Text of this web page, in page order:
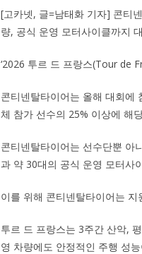
[고카넷, 글=남태화 기자] 콘티
량, 공식 운영 모터사이클까지
‘2026 투르 드 프랑스(Tour de
콘티넨탈타이어는 올해 대회에
체 참가 선수의 25% 이상에 해
콘티넨탈타이어는 선수단뿐 아
과 약 30대의 공식 운영 모터사
이를 위해 콘티넨탈타이어는
투르 드 프랑스는 3주간 산악,
영 차량에도 안정적인 주행 성